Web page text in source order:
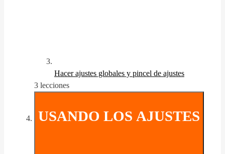
Hacer ajustes globales y pincel de ajustes
3 lecciones
USANDO LOS AJUSTES